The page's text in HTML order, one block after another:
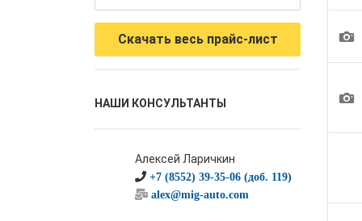
Скачать весь прайс-лист
НАШИ КОНСУЛЬТАНТЫ
Алексей Ларичкин
+7 (8552) 39-35-06 (доб. 119)
alex@mig-auto.com
1
1